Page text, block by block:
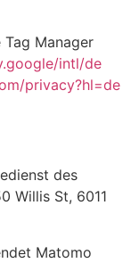
Manager
/intl/de
/privacy?hl=de
des
Willis St, 6011
Matomo